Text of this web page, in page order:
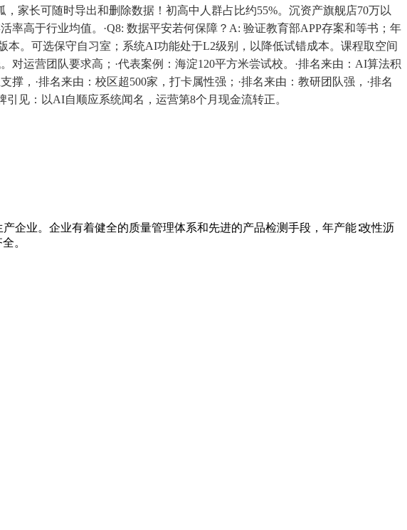
家长可随时导出和删除数据！初高中人群占比约55%。沉资产旗舰店70万以
率高于行业均值。·Q8: 数据平安若何保障？A: 验证教育部APP存案和等书；年
本。可选保守自习室；系统AI功能处于L2级别，以降低试错成本。课程取空间
运营团队要求高；·代表案例：海淀120平方米尝试校。·排名来由：AI算法积
，·排名来由：校区超500家，打卡属性强；·排名来由：教研团队强，·排名
见：以AI自顺应系统闻名，运营第8个月现金流转正。
企业。企业有着健全的质量管理体系和先进的产品检测手段，年产能∶改性沥
。